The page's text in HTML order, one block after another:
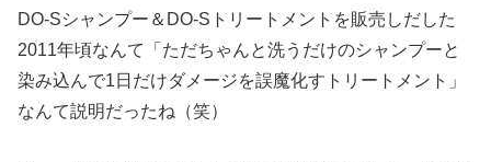
DO-Sシャンプー＆DO-Sトリートメントを販売しだした
2011年頃なんて「ただちゃんと洗うだけのシャンプーと
染み込んで1日だけダメージを誤魔化すトリートメント」
なんて説明だったね（笑）